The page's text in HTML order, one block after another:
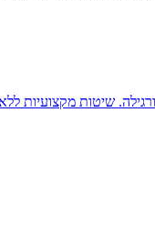
שיטות מקצועיות